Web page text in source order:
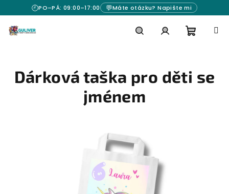
na
obsah
🕘PO–PÁ: 09:00–17:00 💬Máte otázku? Napište mi
košík
Dárková taška pro děti se
jménem